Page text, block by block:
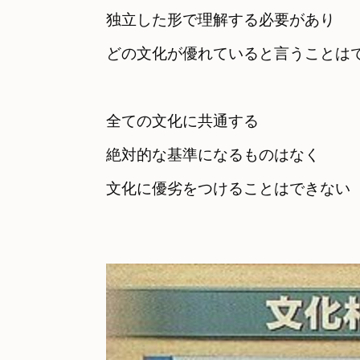
独立した形で理解する必要があり
どの文化が優れていると言うことは
全ての文化に共通する
絶対的な基準になるものはなく
文化に優劣をつけることはできない